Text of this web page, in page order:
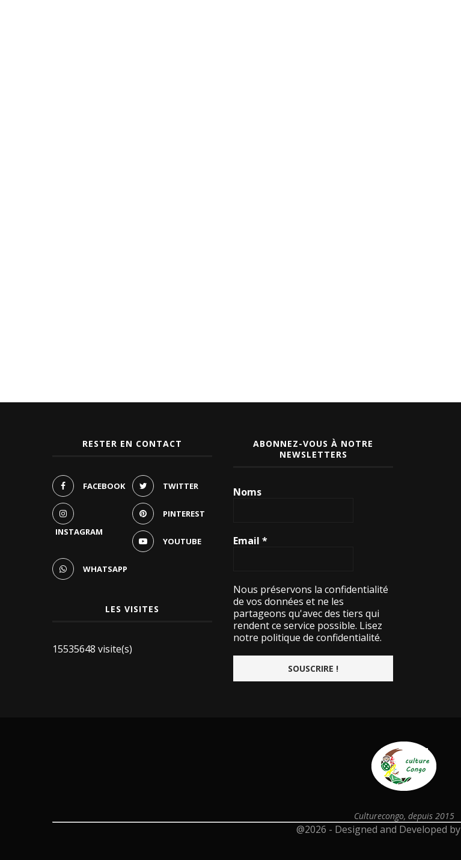
RESTER EN CONTACT
FACEBOOK TWITTER
INSTAGRAM
PINTEREST
YOUTUBE
WHATSAPP
LES VISITES
15535648 visite(s)
ABONNEZ-VOUS À NOTRE
NEWSLETTERS
Noms
Email*
Nous préservons la confidentialité
de vos données et ne les
partageons qu'avec des tiers qui
rendent ce service possible. Lisez
notre politique de confidentialité.
Culturecongo, depuis 2015
@2026 - Designed and Developed by